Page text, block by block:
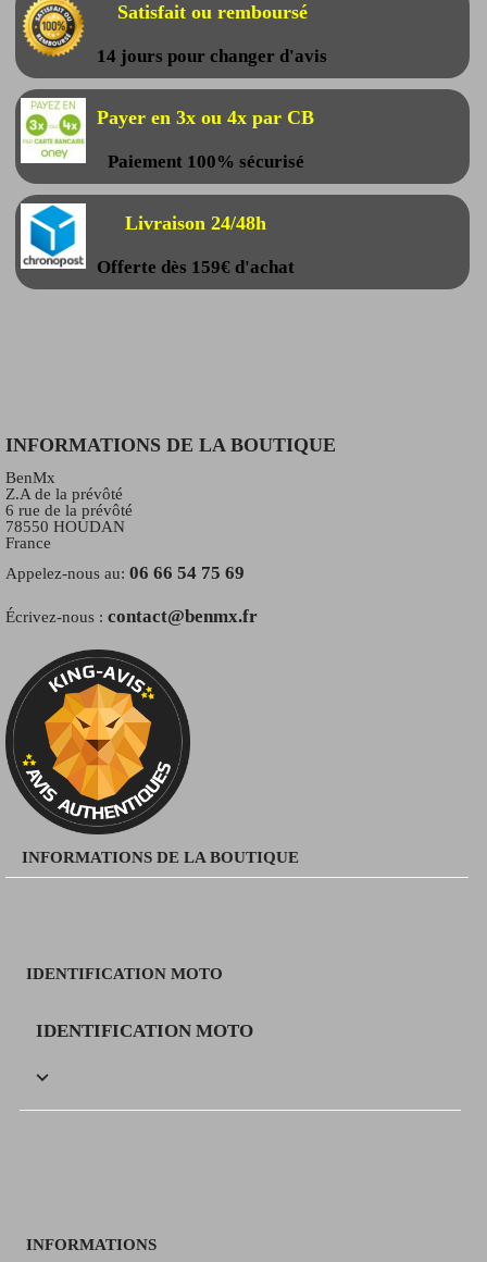
Satisfait ou remboursé
14 jours pour changer d'avis
Payer en 3x ou 4x par CB
Paiement 100% sécurisé
Livraison 24/48h
Offerte dès 159€ d'achat
INFORMATIONS DE LA BOUTIQUE
BenMx
Z.A de la prévôté
6 rue de la prévôté
78550 HOUDAN
France
Appelez-nous au: 06 66 54 75 69
Écrivez-nous : contact@benmx.fr
INFORMATIONS DE LA BOUTIQUE
IDENTIFICATION MOTO
IDENTIFICATION MOTO

INFORMATIONS